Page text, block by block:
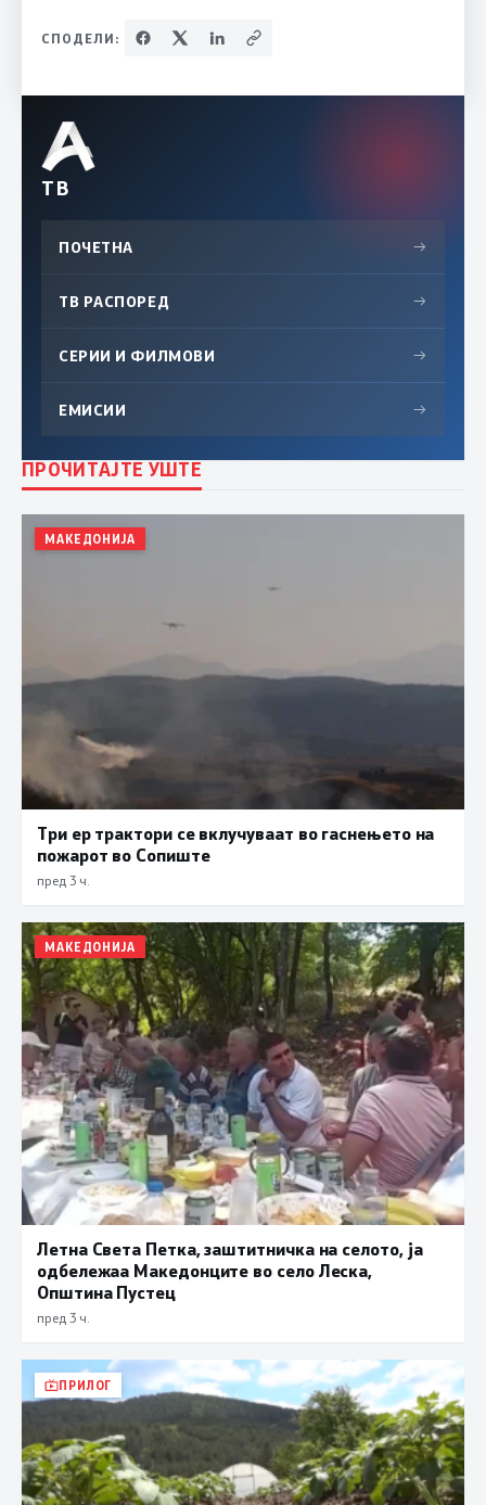
СПОДЕЛИ:
ТВ
ПОЧЕТНА →
ТВ РАСПОРЕД →
СЕРИИ И ФИЛМОВИ →
ЕМИСИИ →
ПРОЧИТАЈТЕ УШТЕ
МАКЕДОНИЈА
Три ер трактори се вклучуваат во гаснењето на
пожарот во Сопиште
пред 3 ч.
МАКЕДОНИЈА
Летна Света Петка, заштитничка на селото, ја
одбележаа Македонците во село Леска,
Општина Пустец
пред 3 ч.
ПРИЛОГ